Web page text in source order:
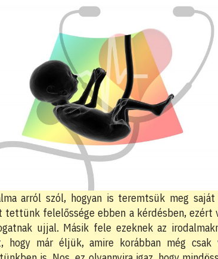
arról szól, hogyan is teremtsük meg saját
felelőssége ebben a kérdésben, ezért
ujjal. Másik fele ezeknek az
hogy már éljük, amire korábban még csak